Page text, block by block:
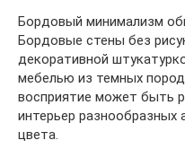
Бордовый минимализм
Бордовые стены без
декоративной
мебелью из темных
восприятие может быть
интерьер разнообразных
цвета.